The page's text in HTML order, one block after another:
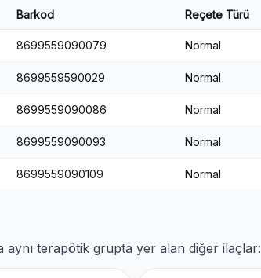
Barkod Reçete Türü
8699559090079 Normal
8699559590029 Normal
8699559090086 Normal
8699559090093 Normal
8699559090109 Normal
aynı terapötik grupta yer alan diğer ilaçlar: